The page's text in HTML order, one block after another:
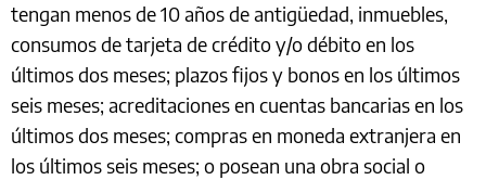
tengan menos de 10 años de antigüedad, inmuebles,
consumos de tarjeta de crédito y/o débito en los
últimos dos meses; plazos fijos y bonos en los últimos
seis meses; acreditaciones en cuentas bancarias en los
últimos dos meses; compras en moneda extranjera en
los últimos seis meses; o posean una obra social o